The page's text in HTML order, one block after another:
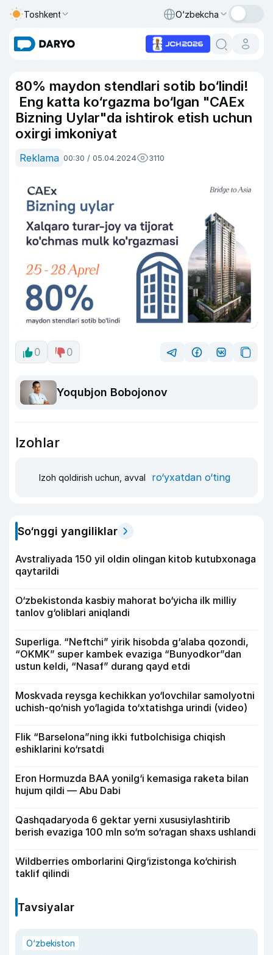
Toshkent O‘zbekcha
80% maydon stendlari sotib bo‘lindi!
Eng katta ko‘rgazma bo‘lgan "CAEx
Bizning Uylar"da ishtirok etish uchun
oxirgi imkoniyat
Reklama 00:30 / 05.04.2024 3110
0 0
Yoqubjon Bobojonov
Izohlar
Izoh qoldirish uchun, avval ro‘yxatdan o‘ting
So‘nggi yangiliklar
Avstraliyada 150 yil oldin olingan kitob kutubxonaga
qaytarildi
O‘zbekistonda kasbiy mahorat bo‘yicha ilk milliy
tanlov g‘oliblari aniqlandi
Superliga. “Neftchi” yirik hisobda g‘alaba qozondi,
“OKMK” super kambek evaziga “Bunyodkor”dan
ustun keldi, “Nasaf” durang qayd etdi
Moskvada reysga kechikkan yo‘lovchilar samolyotni
uchish-qo‘nish yo‘lagida to‘xtatishga urindi (video)
Flik “Barselona”ning ikki futbolchisiga chiqish
eshiklarini ko‘rsatdi
Eron Hormuzda BAA yonilg‘i kemasiga raketa bilan
hujum qildi — Abu Dabi
Qashqadaryoda 6 gektar yerni xususiylashtirib
berish evaziga 100 mln so‘m so‘ragan shaxs ushlandi
Wildberries omborlarini Qirg‘izistonga ko‘chirish
taklif qilindi
Tavsiyalar
O‘zbekiston